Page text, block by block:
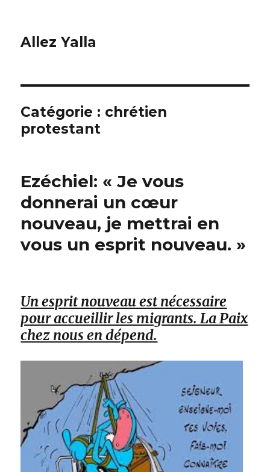
Allez Yalla
Catégorie : chrétien
protestant
Ezéchiel: « Je vous
donnerai un cœur
nouveau, je mettrai en
vous un esprit nouveau. »
Un esprit nouveau est nécessaire
pour accueillir les migrants. La Paix
chez nous en dépend.